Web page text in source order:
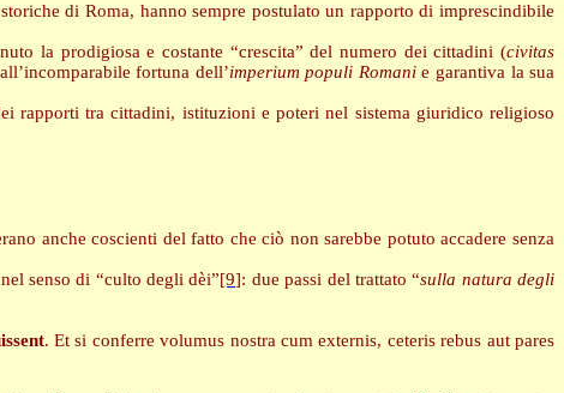
di Roma, hanno sempre postulato un rapporto di imprescindibile
la prodigiosa e costante “crescita” del numero dei cittadini (civitas
fortuna dell’imperium populi Romanie garantiva la sua
rapporti tra cittadini, istituzioni e poteri nel sistema giuridico religioso
anche coscienti del fatto che ciò non sarebbe potuto accadere senza
senso di “culto degli dèi”[9]: due passi del trattato “sulla natura degli
. Et si conferre volumus nostra cum externis, ceteris rebus aut pares